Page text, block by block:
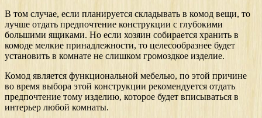
В том случае, если планируется складывать в комод вещи, то
лучше отдать предпочтение конструкции с глубокими
большими ящиками. Но если хозяин собирается хранить в
комоде мелкие принадлежности, то целесообразнее будет
установить в комнате не слишком громоздкое изделие.
Комод является функциональной мебелью, по этой причине
во время выбора этой конструкции рекомендуется отдать
предпочтение тому изделию, которое будет вписываться в
интерьер любой комнаты.